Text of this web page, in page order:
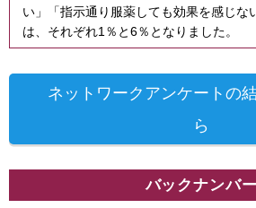
い」「指示通り服薬しても効果を感じな
は、それぞれ1％と6％となりました。
ネットワークアンケートの
ら
バックナンバー